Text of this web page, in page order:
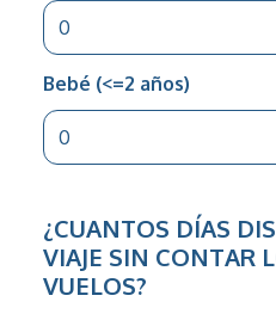
Bebé (<=2 años)
¿CUANTOS DÍAS
VIAJE SIN CONTAR
VUELOS?